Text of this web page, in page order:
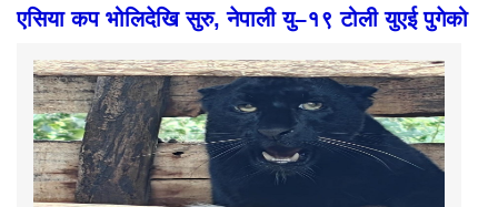
एसिया कप भोलिदेखि सुरु, नेपाली यु–१९ टोली युएई पुगेको